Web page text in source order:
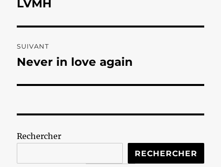
l’article
LVMH
SUIVANT
Publication
Never in love again
Rechercher
RECHERCHER